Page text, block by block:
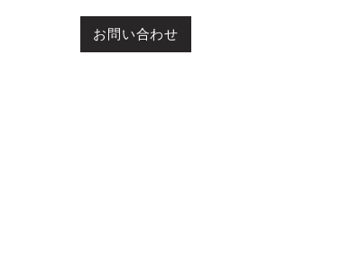
HOMEへ
お問い合わせ